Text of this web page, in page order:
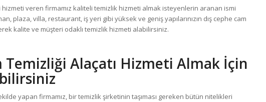
hizmeti veren firmamız kaliteli temizlik hizmeti almak isteyenlerin aranan ismi
plaza, villa, restaurant, iş yeri gibi yüksek ve geniş yapılarınızın dış cephe cam
kalite ve müşteri odaklı temizlik hizmeti alabilirsiniz.
Temizliği Alaçatı Hizmeti Almak İçin
yapan firmamız, bir temizlik şirketinin taşıması gereken bütün nitelikleri